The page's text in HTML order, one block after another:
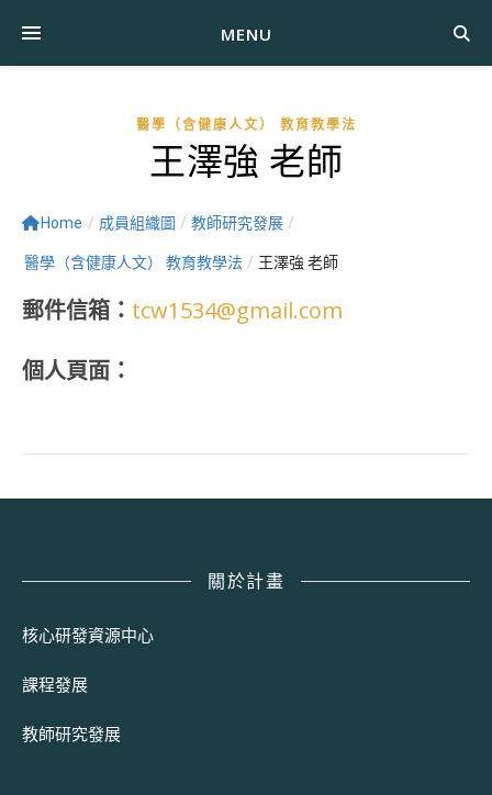
MENU
醫學（含健康人文） 教育教學法
王澤強 老師
Home / 成員組織圖 / 教師研究發展 /
醫學（含健康人文） 教育教學法 / 王澤強 老師
郵件信箱： tcw1534@gmail.com
個人頁面：
關於計畫
核心研發資源中心
課程發展
教師研究發展